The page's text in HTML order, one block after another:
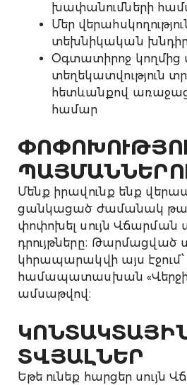
խափանումների
Մեր
տեխնիկական
Օգտատիրոջ կողմից
տեղեկատվություն
հետևանքով
համար
Մենք իրավունք ենք
ցանկացած ժամանակ
փոփոխել սույն Վճարման
դրույթները։
կհրապարակվի այս էջում՝
համապատասխան
ամսաթվով։
ՏՎՅԱԼՆԵՐ
Եթե ունեք հարցեր սույն